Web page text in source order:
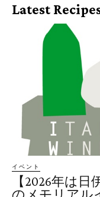
Latest
イベント
【2026年は日